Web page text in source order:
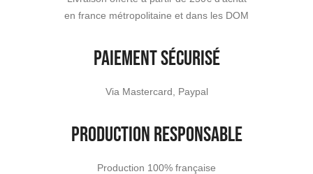
en france métropolitaine et dans les DOM
PAIEMENT SÉCURISÉ
Via Mastercard, Paypal
PRODUCTION RESPONSABLE
Production 100% française